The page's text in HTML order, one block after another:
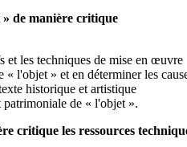
de manière critique
et les techniques de mise en œuvre
« l'objet » et en déterminer les
historique et artistique
de « l'objet ».
critique les ressources